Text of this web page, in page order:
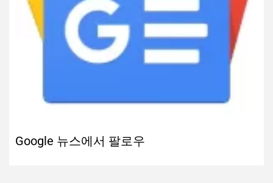
Google 뉴스에서 팔로우